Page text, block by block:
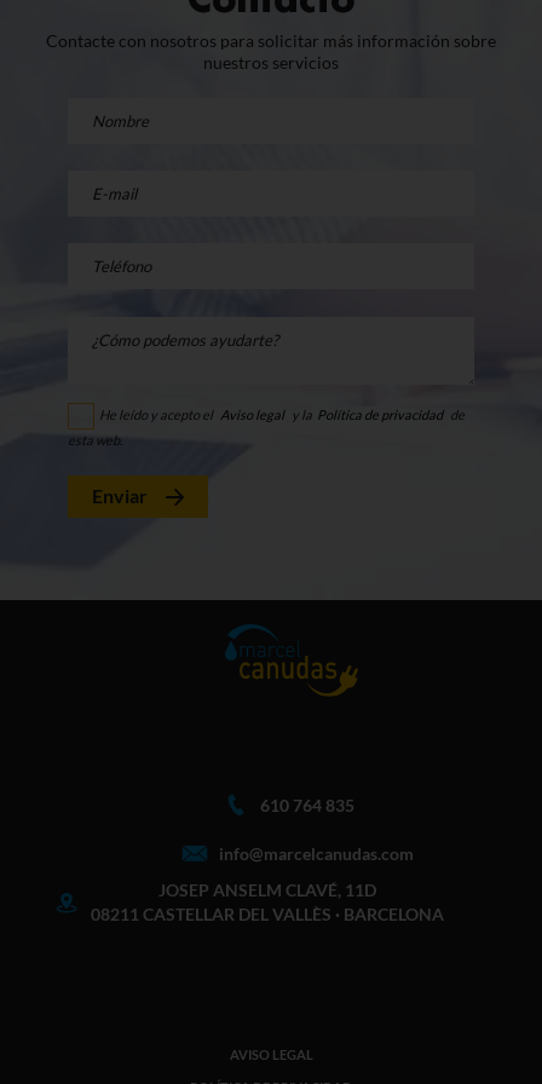
Contacte con nosotros para solicitar más información sobre
nuestros servicios
He leído y acepto el Aviso legaly la Política de privacidadde
esta web.
Enviar
610 764 835
info@marcelcanudas.com
JOSEP ANSELM CLAVÉ, 11D
08211 CASTELLAR DEL VALLÈS · BARCELONA
AVISO LEGAL